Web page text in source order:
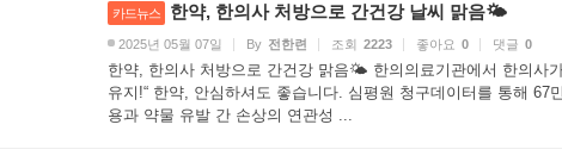
카드뉴스 한약, 한의사 처방으로 간건강 날씨 맑음🌤
2025년 05월 07일 By 전한련 조회 2223 좋아요 0 댓글 0
한약, 한의사 처방으로 간건강 맑음🌤 한의의료기관에서 한의사
유지!“ 한약, 안심하셔도 좋습니다. 심평원 청구데이터를 통해
용과 약물 유발 간 손상의 연관성 ...